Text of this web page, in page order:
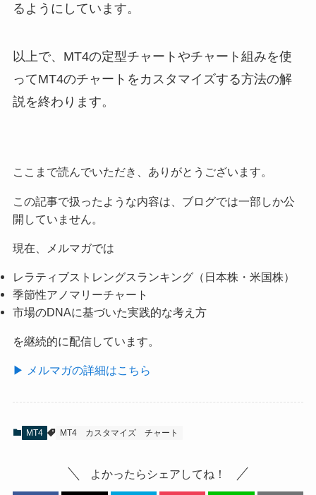
るようにしています。
以上で、MT4の定型チャートやチャート組みを使
ってMT4のチャートをカスタマイズする方法の解
説を終わります。
ここまで読んでいただき、ありがとうございます。
この記事で扱ったような内容は、ブログでは一部しか公
開していません。
現在、メルマガでは
レラティブストレングスランキング（日本株・米国株）
季節性アノマリーチャート
市場のDNAに基づいた実践的な考え方
を継続的に配信しています。
▶ メルマガの詳細はこちら
MT4 MT4 カスタマイズ チャート
よかったらシェアしてね！